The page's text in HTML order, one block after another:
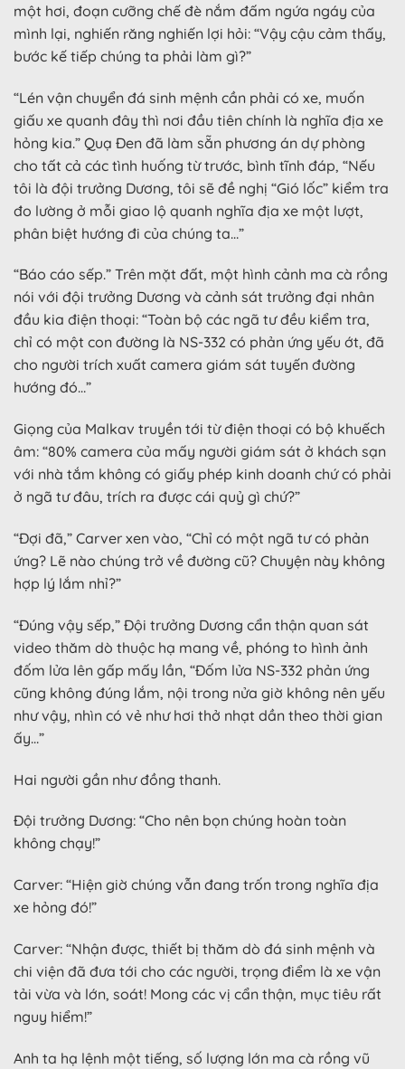
một hơi, đoạn cưỡng chế đè nắm đấm ngứa ngáy của
mình lại, nghiến răng nghiến lợi hỏi: “Vậy cậu cảm thấy,
bước kế tiếp chúng ta phải làm gì?”
“Lén vận chuyển đá sinh mệnh cần phải có xe, muốn
giấu xe quanh đây thì nơi đầu tiên chính là nghĩa địa xe
hỏng kia.” Quạ Đen đã làm sẵn phương án dự phòng
cho tất cả các tình huống từ trước, bình tĩnh đáp, “Nếu
tôi là đội trưởng Dương, tôi sẽ đề nghị “Gió lốc” kiểm tra
đo lường ở mỗi giao lộ quanh nghĩa địa xe một lượt,
phân biệt hướng đi của chúng ta…”
“Báo cáo sếp.” Trên mặt đất, một hình cảnh ma cà rồng
nói với đội trưởng Dương và cảnh sát trưởng đại nhân
đầu kia điện thoại: “Toàn bộ các ngã tư đều kiểm tra,
chỉ có một con đường là NS-332 có phản ứng yếu ớt, đã
cho người trích xuất camera giám sát tuyến đường
hướng đó…”
Giọng của Malkav truyền tới từ điện thoại có bộ khuếch
âm: “80% camera của mấy người giám sát ở khách sạn
với nhà tắm không có giấy phép kinh doanh chứ có phải
ở ngã tư đâu, trích ra được cái quỷ gì chứ?”
“Đợi đã,” Carver xen vào, “Chỉ có một ngã tư có phản
ứng? Lẽ nào chúng trở về đường cũ? Chuyện này không
hợp lý lắm nhỉ?”
“Đúng vậy sếp,” Đội trưởng Dương cẩn thận quan sát
video thăm dò thuộc hạ mang về, phóng to hình ảnh
đốm lửa lên gấp mấy lần, “Đốm lửa NS-332 phản ứng
cũng không đúng lắm, nội trong nửa giờ không nên yếu
như vậy, nhìn có vẻ như hơi thở nhạt dần theo thời gian
ấy…”
Hai người gần như đồng thanh.
Đội trưởng Dương: “Cho nên bọn chúng hoàn toàn
không chạy!”
Carver: “Hiện giờ chúng vẫn đang trốn trong nghĩa địa
xe hỏng đó!”
Carver: “Nhận được, thiết bị thăm dò đá sinh mệnh và
chi viện đã đưa tới cho các người, trọng điểm là xe vận
tải vừa và lớn, soát! Mong các vị cẩn thận, mục tiêu rất
nguy hiểm!”
Anh ta hạ lệnh một tiếng, số lượng lớn ma cà rồng vũ